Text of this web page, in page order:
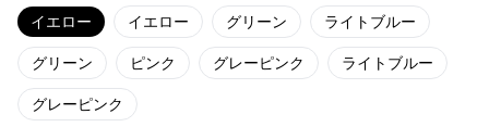
イエロー イエロー グリーン ライトブルー
グリーン ピンク グレーピンク ライトブルー
グレーピンク